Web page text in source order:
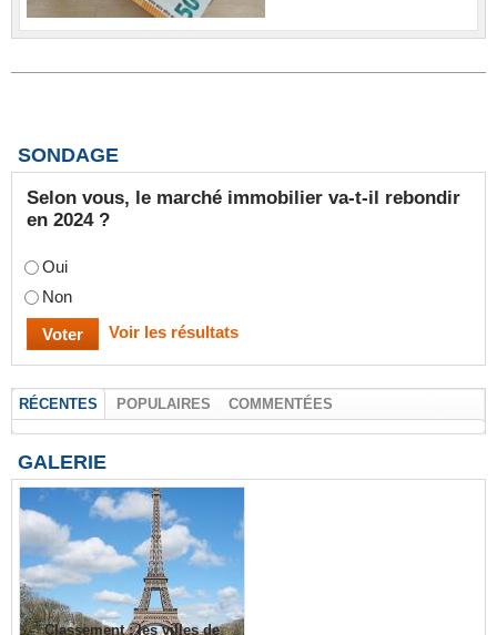
SONDAGE
Selon vous, le marché immobilier va-t-il rebondir
en 2024 ?
Oui
Non
Voir les résultats
RÉCENTES POPULAIRES COMMENTÉES
GALERIE
Classement : les villes de